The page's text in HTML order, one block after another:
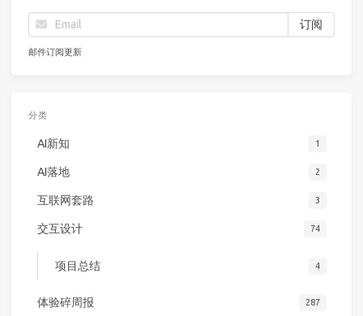
邮件订阅更新
分类
AI新知 1
AI落地 2
互联网套路 3
交互设计 74
项目总结 4
体验碎周报 287